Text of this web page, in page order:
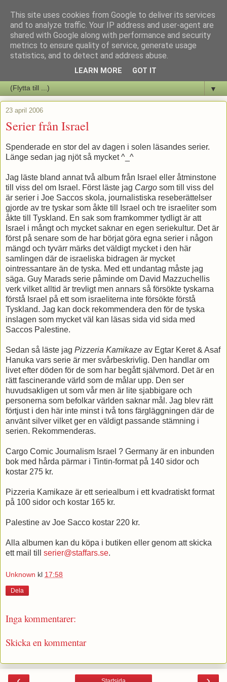
Staffars Seriers Blog
Vi skriver om serienyheter av alla de slag samt om vad som sker i
▼
23 april 2006
Serier från Israel
Spenderade en stor del av dagen i solen läsandes serier.
Länge sedan jag njöt så mycket ^_^
Jag läste bland annat två album från Israel eller åtminstone
till viss del om Israel. Först läste jag Cargo som till viss del
är serier i Joe Saccos skola, journalistiska reseberättelser
gjorde av tre tyskar som åkte till Israel och tre israeliter som
åkte till Tyskland. En sak som framkommer tydligt är att
Israel i mångt och mycket saknar en egen seriekultur. Det är
först på senare som de har börjat göra egna serier i någon
mängd och tyvärr märks det väldigt mycket i den här
samlingen där de israeliska bidragen är mycket
ointressantare än de tyska. Med ett undantag måste jag
säga. Guy Marads serie påminde om David Mazzuchellis
verk vilket alltid är trevligt men annars så försökte tyskarna
förstå Israel på ett som israeliterna inte försökte förstå
Tyskland. Jag kan dock rekommendera den för de tyska
inslagen som mycket väl kan läsas sida vid sida med
Saccos Palestine.
Sedan så läste jag Pizzeria Kamikaze av Egtar Keret & Asaf
Hanuka vars serie är mer svårbeskrivlig. Den handlar om
livet efter döden för de som har begått självmord. Det är en
rätt fascinerande värld som de målar upp. Den ser
huvudsakligen ut som vår men är lite sjabbigare och
personerna som befolkar världen saknar mål. Jag blev rätt
förtjust i den här inte minst i två tons färgläggningen där de
använt silver vilket ger en väldigt passande stämning i
serien. Rekommenderas.
Cargo Comic Journalism Israel ? Germany är en inbunden
bok med hårda pärmar i Tintin-format på 140 sidor och
kostar 275 kr.
Pizzeria Kamikaze är ett seriealbum i ett kvadratiskt format
på 100 sidor och kostar 165 kr.
Palestine av Joe Sacco kostar 220 kr.
Alla albumen kan du köpa i butiken eller genom att skicka
ett mail till serier@staffars.se.
Unknown kl 17:58
Dela
Inga kommentarer:
Skicka en kommentar
This site uses cookies from Google to deliver its services
and to analyze traffic. Your IP address and user-agent are
shared with Google along with performance and security
metrics to ensure quality of service, generate usage
statistics, and to detect and address abuse.
LEARN MORE GOT IT